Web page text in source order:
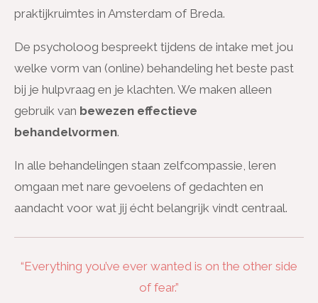
praktijkruimtes in Amsterdam of Breda.
De psycholoog bespreekt tijdens de intake met jou
welke vorm van (online) behandeling het beste past
bij je hulpvraag en je klachten. We maken alleen
gebruik van bewezen effectieve
behandelvormen.
In alle behandelingen staan zelfcompassie, leren
omgaan met nare gevoelens of gedachten en
aandacht voor wat jij écht belangrijk vindt centraal.
“Everything you’ve ever wanted is on the other side
of fear.”